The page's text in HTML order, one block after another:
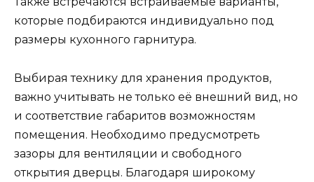
которые подбираются индивидуально под
размеры кухонного гарнитура.
Выбирая технику для хранения продуктов,
важно учитывать не только её внешний вид, но
и соответствие габаритов возможностям
помещения. Необходимо предусмотреть
зазоры для вентиляции и свободного
открытия дверцы. Благодаря широкому